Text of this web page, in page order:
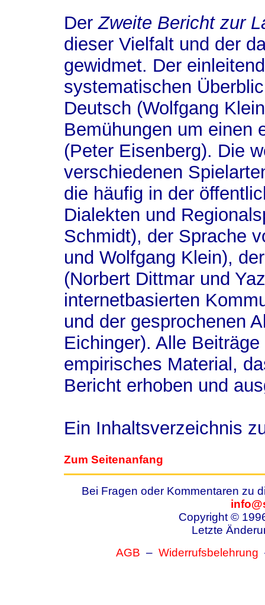
DerZweite Bericht zur
dieser Vielfalt und der
gewidmet. Der
systematischen
Deutsch (Wolfgang
Bemühungen um einen
(Peter Eisenberg). Die
verschiedenen
die häufig in der
Dialekten und
Schmidt), der Sprache
und Wolfgang Klein),
(Norbert Dittmar und
internetbasierten
und der gesprochenen
Eichinger). Alle
empirisches Material,
Bericht erhoben und
Ein Inhaltsverzeichnis
Zum Seitenanfang
Bei Fragen oder Kommentaren zu
Copyright ©
Letzte
AGB – Widerrufsbelehrung